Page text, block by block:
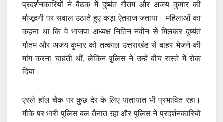
प्रदर्शनकारियों ने बैठक में दुष्यंत गौतम और अजय कुमार की
मौजूदगी पर सवाल उठाते हुए कड़ा ऐतराज जताया। महिलाओं का
कहना था कि वे भाजपा अध्यक्ष नितिन नवीन से मिलकर दुष्यंत
गौतम और अजय कुमार को तत्काल उत्तराखंड से बाहर भेजने की
मांग करना चाहती थीं, लेकिन पुलिस ने उन्हें बीच रास्ते में रोक
दिया।
एस्ले हॉल चैक पर कुछ देर के लिए यातायात भी प्रभावित रहा।
मौके पर भारी पुलिस बल तैनात रहा और पुलिस ने प्रदर्शनकारियों